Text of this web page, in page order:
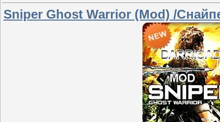
Sniper Ghost Warrior (Mod) /